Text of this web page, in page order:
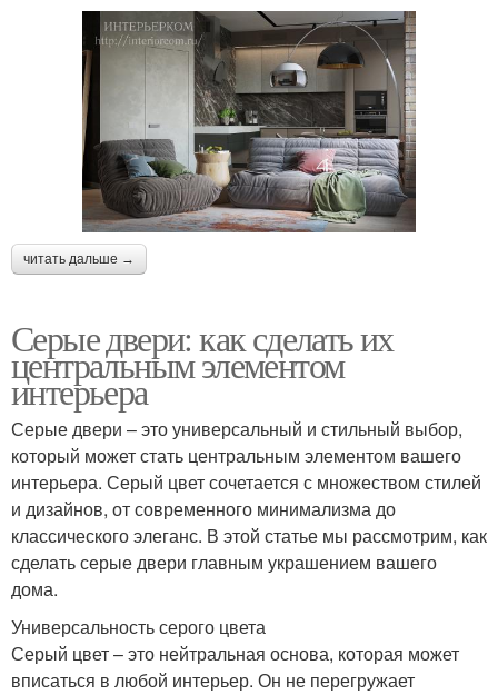
читать дальше →
Серые двери: как сделать их
центральным элементом
интерьера
Серые двери – это универсальный и стильный выбор,
который может стать центральным элементом вашего
интерьера. Серый цвет сочетается с множеством стилей
и дизайнов, от современного минимализма до
классического элеганс. В этой статье мы рассмотрим, как
сделать серые двери главным украшением вашего
дома.
Универсальность серого цвета
Серый цвет – это нейтральная основа, которая может
вписаться в любой интерьер. Он не перегружает